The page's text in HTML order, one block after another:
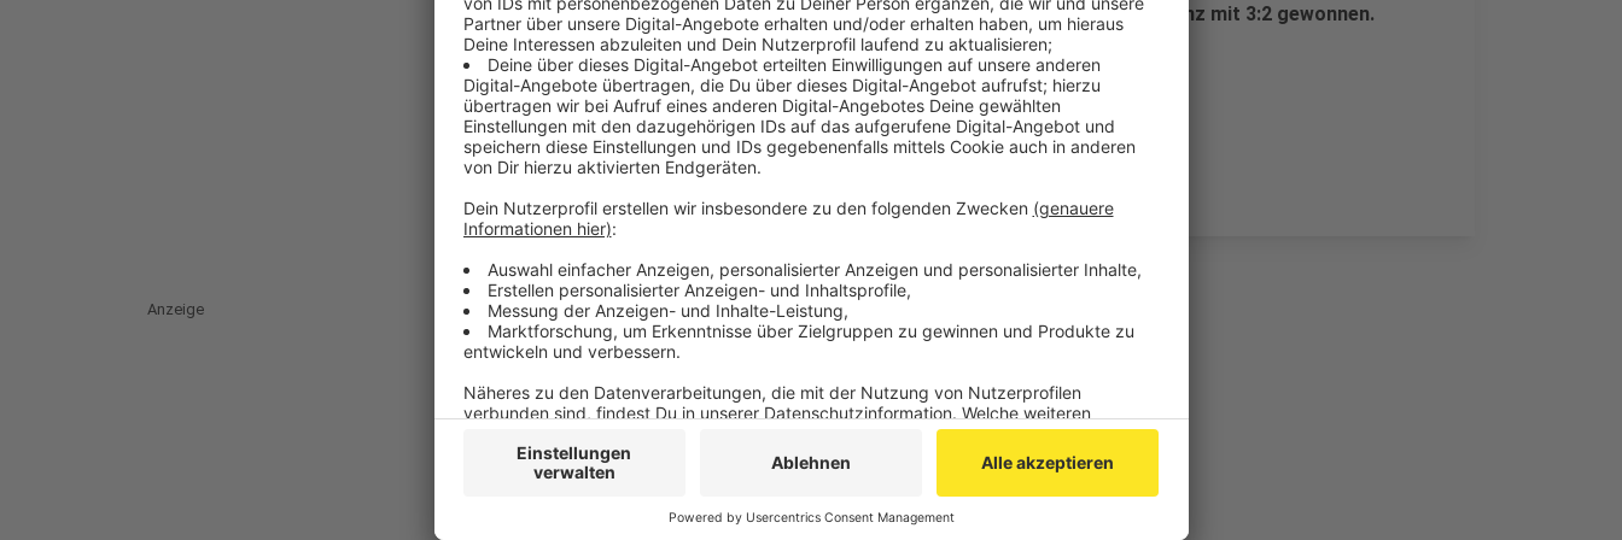
Luxemburg mit 2:3 verloren - und die Partie gegen TuS Koblenz mit 3:2 gewonnen.
Veröffentlicht:Montag, 10.07.2023 08:57
Anzeige
Anzeige